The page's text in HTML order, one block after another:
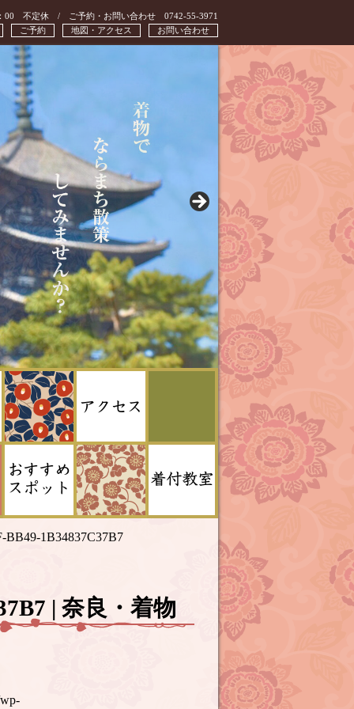
00 不定休 / ご予約・お問い合わせ 0742-55-3971
お問い合わせ
地図・アクセス
ご予約
BB49-1B34837C37B7
| 奈良・着物